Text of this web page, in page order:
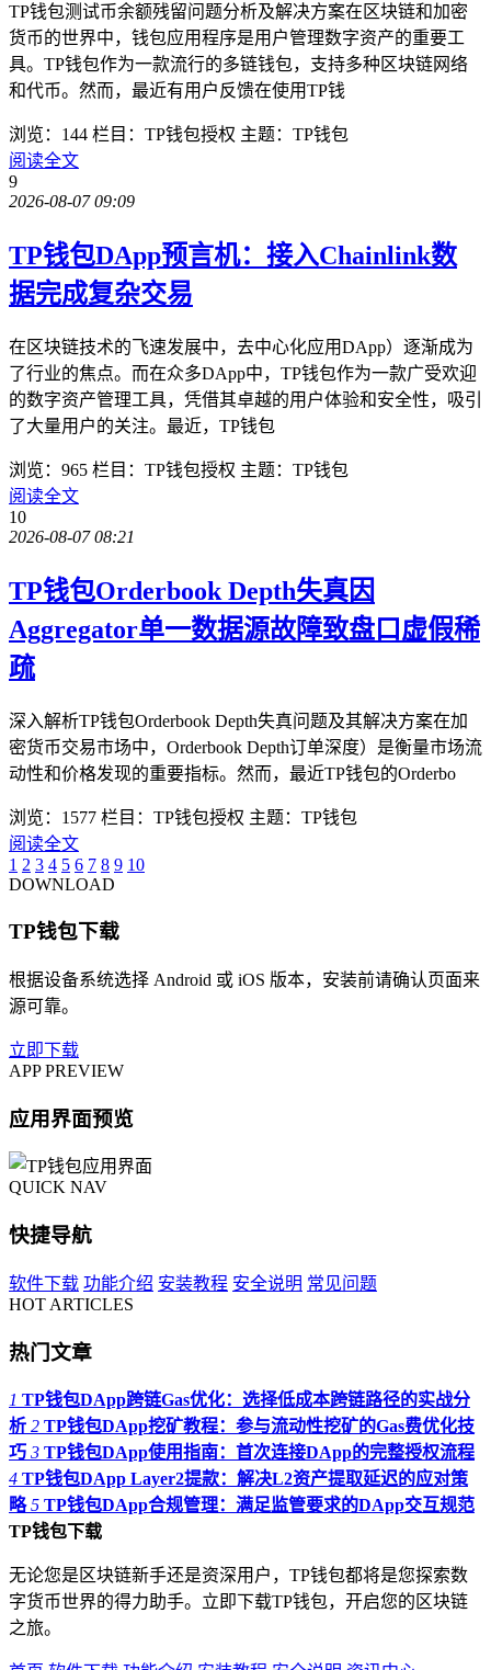
TP钱包测试币余额残留问题分析及解决方案在区块链和加密
货币的世界中，钱包应用程序是用户管理数字资产的重要工
具。TP钱包作为一款流行的多链钱包，支持多种区块链网络
和代币。然而，最近有用户反馈在使用TP钱
浏览：144 栏目：TP钱包授权 主题：TP钱包
阅读全文
9
2026-08-07 09:09
TP钱包DApp预言机：接入Chainlink数
据完成复杂交易
在区块链技术的飞速发展中，去中心化应用DApp）逐渐成为
了行业的焦点。而在众多DApp中，TP钱包作为一款广受欢迎
的数字资产管理工具，凭借其卓越的用户体验和安全性，吸引
了大量用户的关注。最近，TP钱包
浏览：965 栏目：TP钱包授权 主题：TP钱包
阅读全文
10
2026-08-07 08:21
TP钱包Orderbook Depth失真因
Aggregator单一数据源故障致盘口虚假稀
疏
深入解析TP钱包Orderbook Depth失真问题及其解决方案在加
密货币交易市场中，Orderbook Depth订单深度）是衡量市场流
动性和价格发现的重要指标。然而，最近TP钱包的Orderbo
浏览：1577 栏目：TP钱包授权 主题：TP钱包
阅读全文
1 2 3 4 5 6 7 8 9 10
DOWNLOAD
TP钱包下载
根据设备系统选择 Android 或 iOS 版本，安装前请确认页面来
源可靠。
立即下载
APP PREVIEW
应用界面预览
QUICK NAV
快捷导航
软件下载 功能介绍 安装教程 安全说明 常见问题
HOT ARTICLES
热门文章
1 TP钱包DApp跨链Gas优化：选择低成本跨链路径的实战分
析 2 TP钱包DApp挖矿教程：参与流动性挖矿的Gas费优化技
巧 3 TP钱包DApp使用指南：首次连接DApp的完整授权流程
4 TP钱包DApp Layer2提款：解决L2资产提取延迟的应对策
略 5 TP钱包DApp合规管理：满足监管要求的DApp交互规范
TP钱包下载
无论您是区块链新手还是资深用户，TP钱包都将是您探索数
字货币世界的得力助手。立即下载TP钱包，开启您的区块链
之旅。